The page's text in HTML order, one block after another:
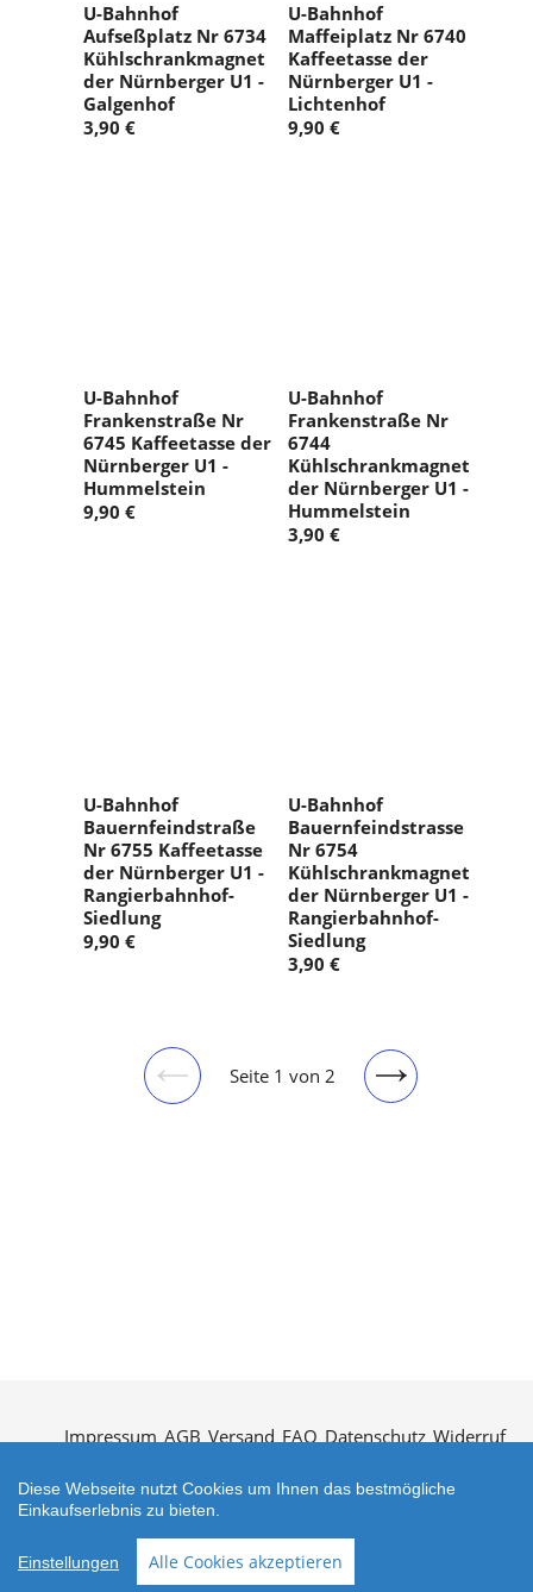
U-Bahnhof
Aufseßplatz Nr 6734
Kühlschrankmagnet
der Nürnberger U1 -
Galgenhof
3,90 €
U-Bahnhof
Maffeiplatz Nr 6740
Kaffeetasse der
Nürnberger U1 -
Lichtenhof
9,90 €
U-Bahnhof
Frankenstraße Nr
6745 Kaffeetasse der
Nürnberger U1 -
Hummelstein
9,90 €
U-Bahnhof
Frankenstraße Nr
6744
Kühlschrankmagnet
der Nürnberger U1 -
Hummelstein
3,90 €
U-Bahnhof
Bauernfeindstraße
Nr 6755 Kaffeetasse
der Nürnberger U1 -
Rangierbahnhof-
Siedlung
9,90 €
U-Bahnhof
Bauernfeindstrasse
Nr 6754
Kühlschrankmagnet
der Nürnberger U1 -
Rangierbahnhof-
Siedlung
3,90 €
VorherigeSeite 1 von 2
Nächste
Impressum AGB Versand FAQ Datenschutz Widerruf
Diese Webseite nutzt Cookies um Ihnen das bestmögliche
Einkaufserlebnis zu bieten.
Einstellungen Alle Cookies akzeptieren